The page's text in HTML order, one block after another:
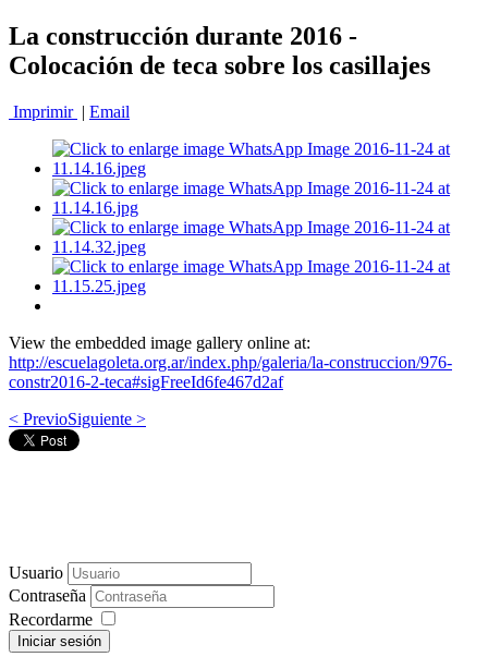
La construcción durante 2016 -
Colocación de teca sobre los casillajes
Imprimir | Email
View the embedded image gallery online at:
http://escuelagoleta.org.ar/index.php/galeria/la-construccion/976-
constr2016-2-teca#sigFreeId6fe467d2af
< PrevioSiguiente >
Usuario
Contraseña
Recordarme
Iniciar sesión